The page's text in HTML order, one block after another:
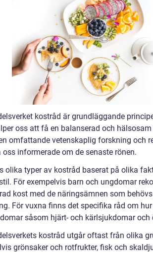
kostråd är grundläggande
oss att få en balanserad och
omfattande vetenskaplig forskning och
informerade om de senaste rönen.
olika typer av kostråd baserat på olika
För exempelvis barn och ungdomar
kost med de näringsämnen som
För vuxna finns det specifika råd om
såsom hjärt- och kärlsjukdomar och
kostråd utgår oftast från olika
grönsaker och rotfrukter, fisk och